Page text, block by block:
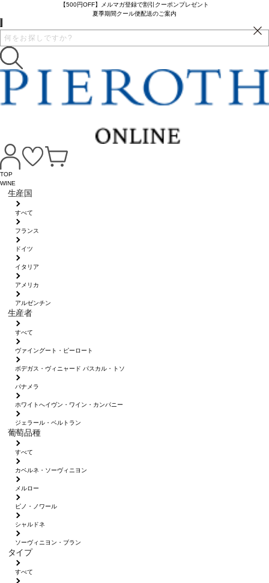
【500円OFF】メルマガ登録で割引クーポンプレゼント
夏季期間クール便配送のご案内
TOP
WINE
生産国
すべて
フランス
ドイツ
イタリア
アメリカ
アルゼンチン
生産者
すべて
ヴァイングート・ピーロート
ボデガス・ヴィニャード パスカル・トソ
パナメラ
ホワイトへイヴン・ワイン・カンパニー
ジェラール・ベルトラン
葡萄品種
すべて
カベルネ・ソーヴィニヨン
メルロー
ピノ・ノワール
シャルドネ
ソーヴィニヨン・ブラン
タイプ
すべて